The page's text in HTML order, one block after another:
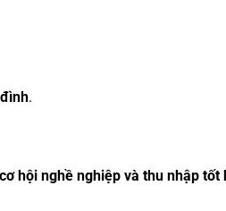
.
hội nghề nghiệp và thu nhập tốt